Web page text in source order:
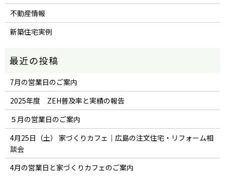
不動産情報
新築住宅実例
7月の営業日のご案内
2025年度 ZEH普及率と実績の報告
５月の営業日のご案内
4月25日（土） 家づくりカフェ｜広島の注文住宅・リフォーム相
談会
4月の営業日と家づくりカフェのご案内